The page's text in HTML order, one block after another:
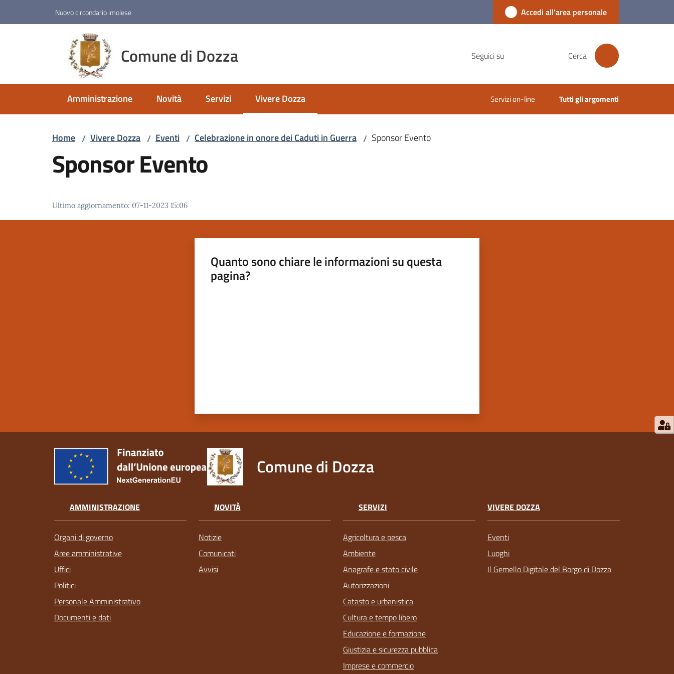
Nuovo circondario imolese Accedi all'area personale
Comune di Dozza Seguici su Cerca
Amministrazione Novità Servizi Vivere Dozza
Menu selezionato Servizi on-line Tutti gli argomenti
Home / Vivere Dozza / Eventi / Celebrazione in onore dei Caduti in Guerra / Sponsor Evento
Sponsor Evento
Ultimo aggiornamento: 07-11-2023 15:06
Quanto sono chiare le informazioni su questa
pagina?
Comune di Dozza
AMMINISTRAZIONE
Organi di governo
Aree amministrative
Uffici
Politici
Personale Amministrativo
Documenti e dati
NOVITÀ
Notizie
Comunicati
Avvisi
SERVIZI
Agricoltura e pesca
Ambiente
Anagrafe e stato civile
Autorizzazioni
Catasto e urbanistica
Cultura e tempo libero
Educazione e formazione
Giustizia e sicurezza pubblica
Imprese e commercio
VIVERE DOZZA
Eventi
Luoghi
Il Gemello Digitale del Borgo di Dozza